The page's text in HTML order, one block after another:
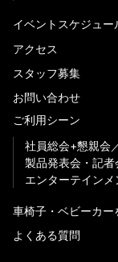
イベントスケジュー
アクセス
スタッフ募集
お問い合わせ
ご利用シーン
社員総会+懇親会
製品発表会・記者
エンターテインメ
車椅子・ベビーカー
よくある質問